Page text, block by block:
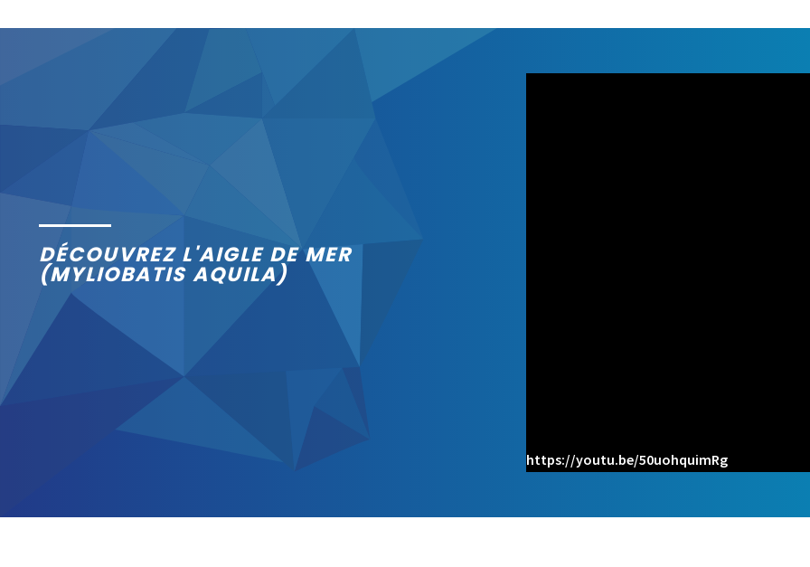
DÉCOUVREZ L'AIGLE DE MER
(MYLIOBATIS AQUILA)
https://youtu.be/50uohquimRg